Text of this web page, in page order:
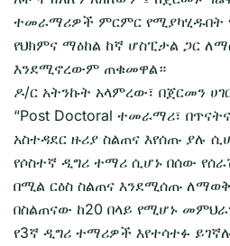
ተመራማሪዎች ምርምር የሚያካሂዱበት
የህክምና ማዕከል ከኛ ሆስፒታል ጋር
እንደሚኖረውም ጠቁመዋል።
ዶ/ር አትንኩት አላምረው፣ በጀርመን
“Post Doctoral ተመራማሪ፣
አስተዳደር ዙሪያ ስልጠና እየሰጡ ያሉ
የሶስተኛ ዲግሪ ተማሪ ሲሆኑ በሰው
በሚል ርዕስ ስልጠና እንደሚሰጡ
በስልጠናው ከ20 በላይ የሚሆኑ
የ3ኛ ዲግሪ ተማሪዎች እየተሳተፉ